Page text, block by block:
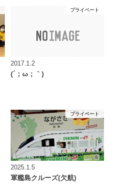
プライベート
2017.1.2
(´；ω；｀)
プライベート
2025.1.5
軍艦島クルーズ(欠航)